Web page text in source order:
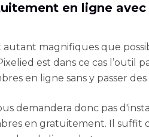
en ligne avec
autant magnifiques que
est dans ce cas l’outil
en ligne sans y passer des
demandera donc pas
en gratuitement. Il suffit